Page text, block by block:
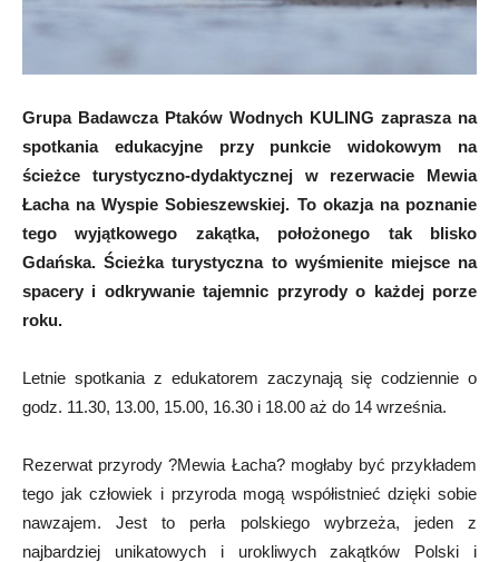
Grupa Badawcza Ptaków Wodnych KULING zaprasza na
spotkania edukacyjne przy punkcie widokowym na
ścieżce turystyczno-dydaktycznej w rezerwacie Mewia
Łacha na Wyspie Sobieszewskiej. To okazja na poznanie
tego wyjątkowego zakątka, położonego tak blisko
Gdańska. Ścieżka turystyczna to wyśmienite miejsce na
spacery i odkrywanie tajemnic przyrody o każdej porze
roku.
Letnie spotkania z edukatorem zaczynają się codziennie o
godz. 11.30, 13.00, 15.00, 16.30 i 18.00 aż do 14 września.
Rezerwat przyrody ?Mewia Łacha? mogłaby być przykładem
tego jak człowiek i przyroda mogą współistnieć dzięki sobie
nawzajem. Jest to perła polskiego wybrzeża, jeden z
najbardziej unikatowych i urokliwych zakątków Polski i